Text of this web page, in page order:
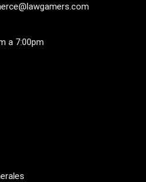
a 7:00pm